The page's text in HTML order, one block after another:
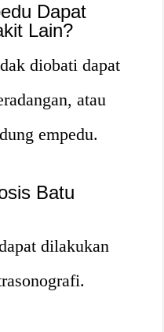
Dapat
Lain?
diobati dapat
atau
empedu.
Batu
dilakukan